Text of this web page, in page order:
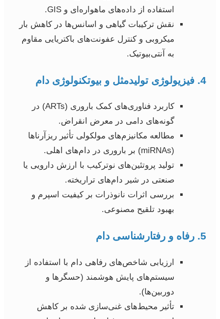
استفاده از داده‌های ماهواره‌ای و GIS.
نقش ترکیبات گیاهی و اسانس‌ها در کاهش بار
میکروبی و کنترل عفونت‌های باکتریایی مقاوم
به آنتی‌بیوتیک.
4. فیزیولوژی تولیدمثل و بیوتکنولوژی دام
کاربرد فناوری‌های کمک باروری (ARTs) در
گونه‌های دامی در معرض انقراض.
مطالعه مکانیزم‌های مولکولی تأثیر ریزآرنا‌ها
(miRNAs) بر باروری در دام‌های اهلی.
تولید پروتئین‌های نوترکیب با ارزش دارویی یا
صنعتی در شیر دام‌های تراریخته.
بررسی اثرات نانوذرات بر کیفیت اسپرم و
بهبود تلقیح مصنوعی.
5. رفاه و رفتارشناسی دام
ارزیابی شاخص‌های رفاهی دام با استفاده از
سیستم‌های پایش هوشمند (حسگرها و
دوربین‌ها).
تأثیر محیط‌های غنی‌سازی شده بر کاهش